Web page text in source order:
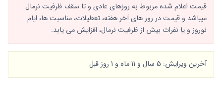
قیمت اعلام شده مربوط به روزهای عادی و تا سقف ظرفیت نرمال
میباشد و قیمت در روز های آخر هفته، تعطیلات، مناسبت ها، ایام
نوروز و یا نفرات بیش از ظرفیت نرمال، افزایش می یابد.
آخرین ویرایش: 5 سال و 11 ماه و 1 روز قبل